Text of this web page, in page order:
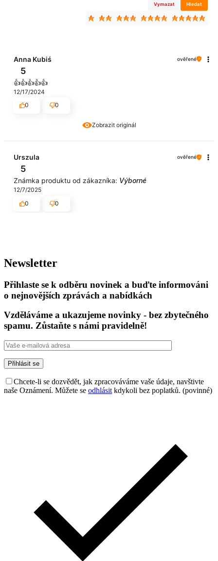
Vymazat Hledat
Zobrazit originál
Anna Kubiś ověřené
5
👍️👍️👍️👍️👍️
12/17/2024
0
0
Urszula ověřené
5
Známka produktu od zákazníka: Výborné
12/7/2025
0
0
Newsletter
Přihlaste se k odběru novinek a buďte informováni
o nejnovějších zprávách a nabídkách
Vzděláváme a ukazujeme novinky - bez zbytečného
spamu. Zůstaňte s námi pravidelně!
Chcete-li se dozvědět, jak zpracováváme vaše údaje, navštivte
naše Oznámení. Můžete se odhlásit kdykoli bez poplatků. (povinné)